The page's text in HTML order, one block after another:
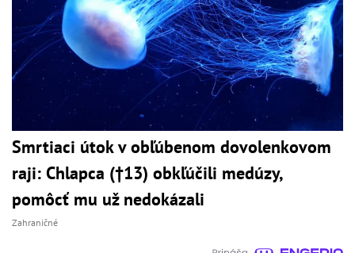
Smrtiaci útok v obľúbenom dovolenkovom
raji: Chlapca (†13) obkľúčili medúzy,
pomôcť mu už nedokázali
Zahraničné